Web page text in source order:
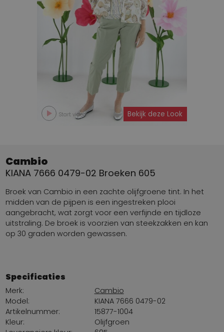
Bekijk deze Look
Start video
Cambio
KIANA 7666 0479-02 Broeken 605
Broek van Cambio in een zachte olijfgroene tint. In het
midden van de pijpen is een ingestreken plooi
aangebracht, wat zorgt voor een verfijnde en tijdloze
uitstraling. De broek is voorzien van steekzakken en kan
op 30 graden worden gewassen.
Specificaties
Merk:
Cambio
Model:
KIANA 7666 0479-02
Artikelnummer:
15877-1004
Kleur:
Olijfgroen